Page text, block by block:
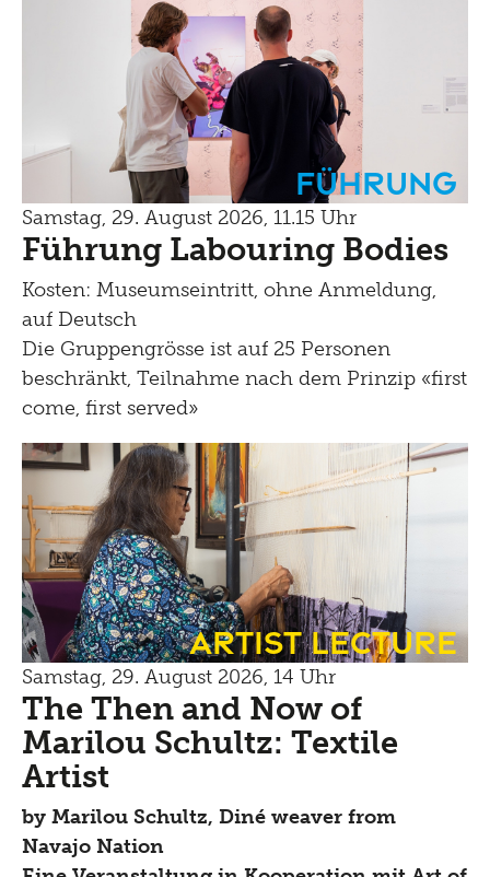
Führung
Samstag, 29. August 2026, 11.15 Uhr
Führung Labouring Bodies
Kosten: Museumseintritt, ohne Anmeldung,
auf Deutsch
Die Gruppengrösse ist auf 25 Personen
beschränkt, Teilnahme nach dem Prinzip «first
come, first served»
Artist Lecture
Samstag, 29. August 2026, 14 Uhr
The Then and Now of
Marilou Schultz: Textile
Artist
by Marilou Schultz, Diné weaver from
Navajo Nation